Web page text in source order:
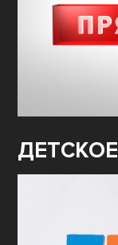
ДЕТСКОЕ